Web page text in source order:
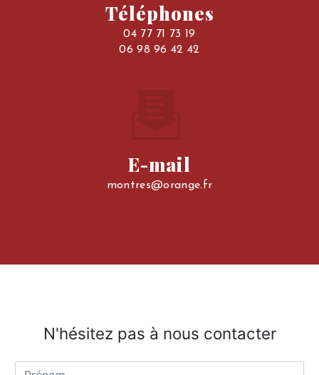
Téléphones
04 77 71 73 19
06 98 96 42 42
E-mail
montres@orange.fr
N'hésitez pas à nous contacter